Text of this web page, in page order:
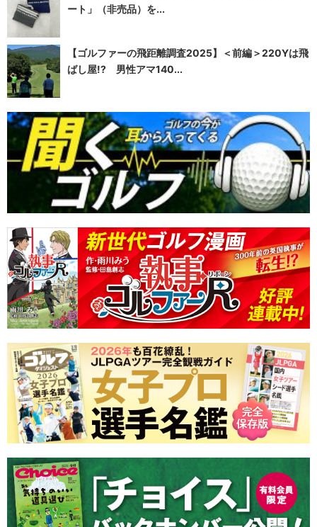
ート」（非売品）を...
【ゴルファーの飛距離調査2025】＜前編＞220Yは飛
ばし屋!? 男性アマ140...